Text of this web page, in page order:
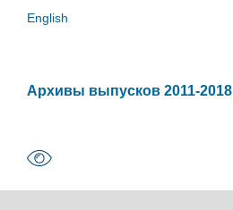
English
Архивы выпусков 2011-2018